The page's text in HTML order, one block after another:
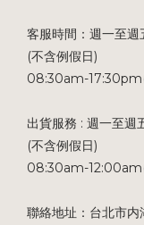
客服時間：週一至週
(不含例假日)
08:30am-
出貨服務 : 週一至週
(不含例假日)
08:30am-
聯絡地址：台北市